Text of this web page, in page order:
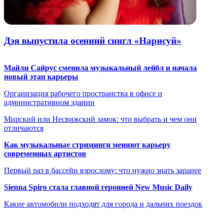
Дэя выпустила осенний сингл «Нарисуй»
Майли Сайрус сменила музыкальный лейбл и начала
новый этап карьеры
Организация рабочего пространства в офисе и
административном здании
Мирский или Несвижский замок: что выбрать и чем они
отличаются
Как музыкальные стриминги меняют карьеру
современных артистов
Первый раз в бассейн взрослому: что нужно знать заранее
Sienna Spiro стала главной героиней New Music Daily
Какие автомобили подходят для города и дальних поездок